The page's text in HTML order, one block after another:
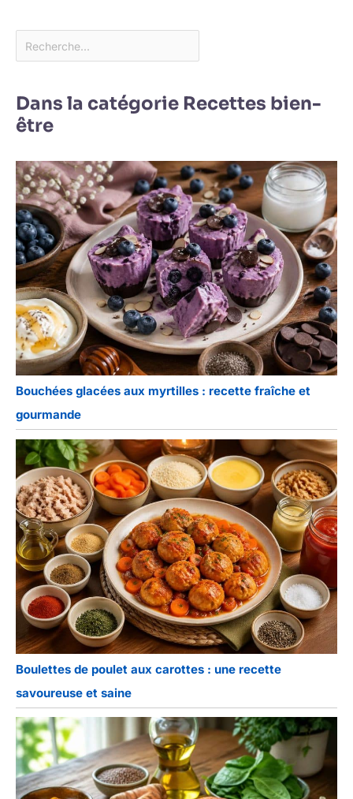
Dans la catégorie Recettes bien-
être
Bouchées glacées aux myrtilles : recette fraîche et
gourmande
Boulettes de poulet aux carottes : une recette
savoureuse et saine